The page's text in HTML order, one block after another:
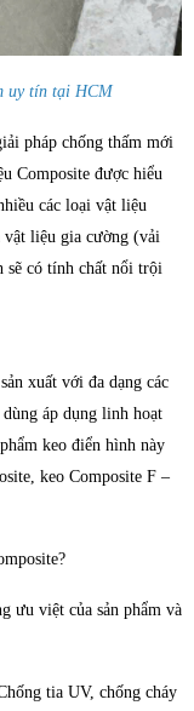
uy tín tại HCM
pháp chống thấm mới
Composite được hiểu
các loại vật liệu
vật liệu gia cường (vải
sẽ có tính chất nổi trội
xuất với đa dạng các
áp dụng linh hoạt
keo điển hình này
keo Composite F –
ưu việt của sản phẩm và
tia UV, chống cháy